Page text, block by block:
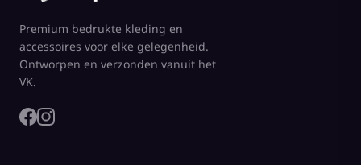
Premium bedrukte kleding en
accessoires voor elke gelegenheid.
Ontworpen en verzonden vanuit het
VK.